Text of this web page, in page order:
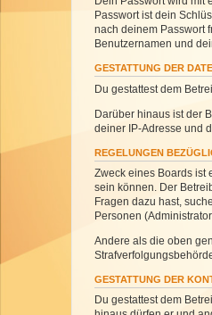
Passwort ist dein
nach deinem Passwort
Benutzernamen und
GESTATTUNG DER
Du gestattest dem
Darüber hinaus ist der
deiner IP-Adresse und
REGELUNGEN
Zweck eines Boards ist
sein können. Der
Fragen dazu hast,
Personen
Andere als die oben
GESTATTUNG DER
Du gestattest dem